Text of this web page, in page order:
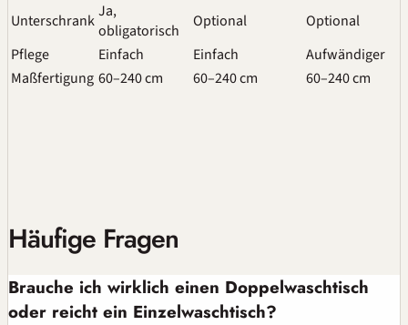
UnterschrankJa,
obligatorisch
Optional
Optional
Pflege
Einfach Einfach
Aufwändiger
Maßfertigung 60–240 cm 60–240 cm 60–240 cm
Häufige Fragen
Brauche ich wirklich einen Doppelwaschtisch
oder reicht ein Einzelwaschtisch?